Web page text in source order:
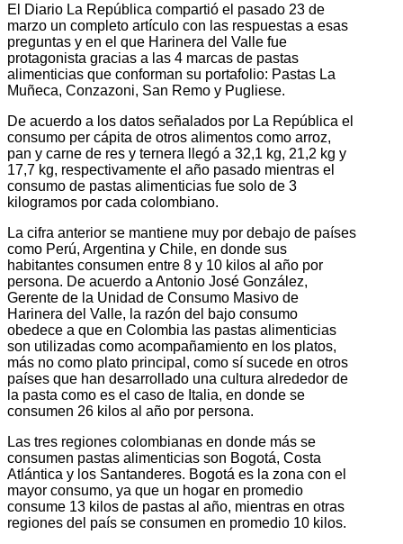
El Diario La República compartió el pasado 23 de
marzo un completo artículo con las respuestas a esas
preguntas y en el que Harinera del Valle fue
protagonista gracias a las 4 marcas de pastas
alimenticias que conforman su portafolio: Pastas La
Muñeca, Conzazoni, San Remo y Pugliese.
De acuerdo a los datos señalados por La República el
consumo per cápita de otros alimentos como arroz,
pan y carne de res y ternera llegó a 32,1 kg, 21,2 kg y
17,7 kg, respectivamente el año pasado mientras el
consumo de pastas alimenticias fue solo de 3
kilogramos por cada colombiano.
La cifra anterior se mantiene muy por debajo de países
como Perú, Argentina y Chile, en donde sus
habitantes consumen entre 8 y 10 kilos al año por
persona. De acuerdo a Antonio José González,
Gerente de la Unidad de Consumo Masivo de
Harinera del Valle, la razón del bajo consumo
obedece a que en Colombia las pastas alimenticias
son utilizadas como acompañamiento en los platos,
más no como plato principal, como sí sucede en otros
países que han desarrollado una cultura alrededor de
la pasta como es el caso de Italia, en donde se
consumen 26 kilos al año por persona.
Las tres regiones colombianas en donde más se
consumen pastas alimenticias son Bogotá, Costa
Atlántica y los Santanderes. Bogotá es la zona con el
mayor consumo, ya que un hogar en promedio
consume 13 kilos de pastas al año, mientras en otras
regiones del país se consumen en promedio 10 kilos.